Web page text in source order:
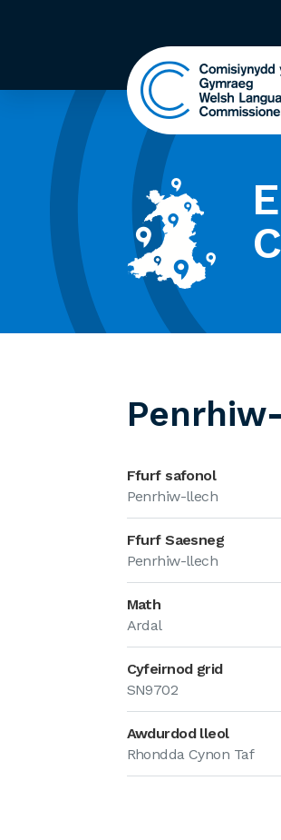
Ffurf safonol
Penrhiw-llech
Ffurf Saesneg
Penrhiw-llech
Math
Ardal
Cyfeirnod grid
SN9702
Awdurdod lleol
Rhondda Cynon Taf